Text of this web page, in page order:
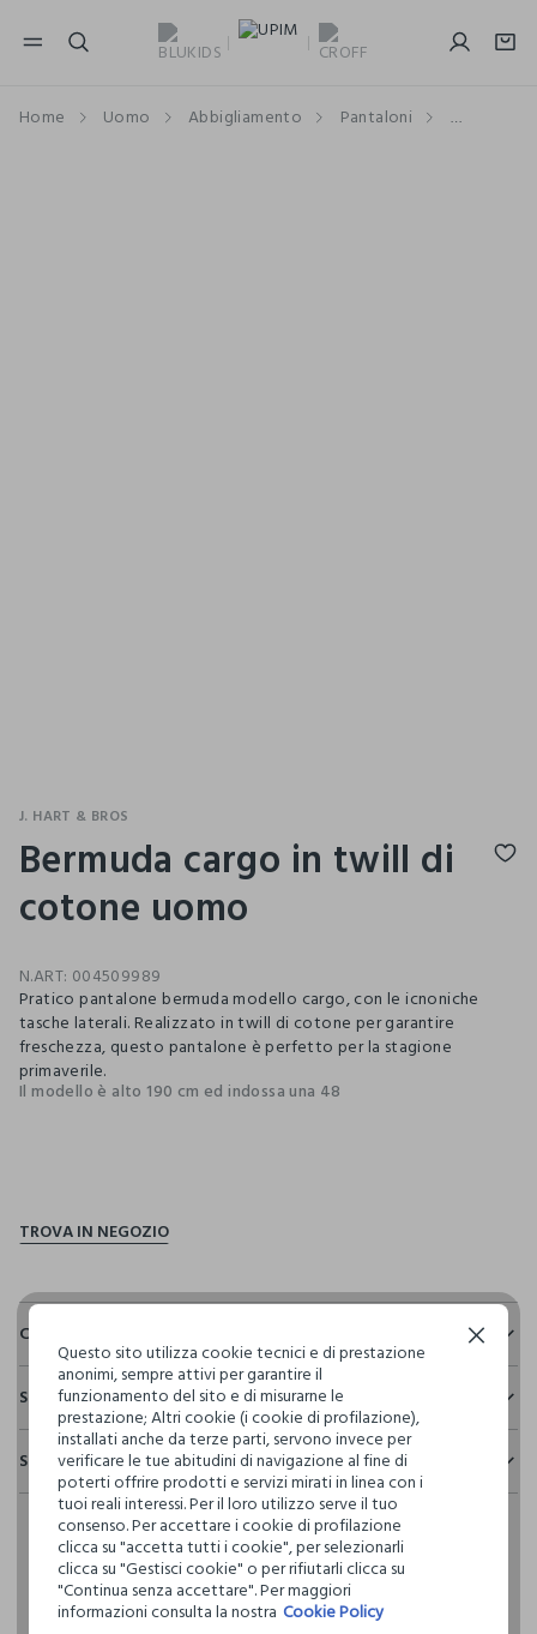
NAVIGATION.ARIA.GOTOMAINCONTENT
Home Uomo Abbigliamento Pantaloni Bermuda
J. HART & BROS
Bermuda cargo in twill di
cotone uomo
N.ART: 004509989
Pratico pantalone bermuda modello cargo, con le icnoniche
tasche laterali. Realizzato in twill di cotone per garantire
freschezza, questo pantalone è perfetto per la stagione
primaverile.
Il modello è alto 190 cm ed indossa una 48
Composizione e cura
Composizione:
100% COTONE
NON CANDEGGIARE
TEMPERATURA MASSIMA 30°C - PROCEDURA NORMALE
NON LAVARE A SECCO
Sostenibilità e trasparenza
Sicurezza
Il 100% dei nostri articoli viene sottoposto a test chimico-
fisici, per verificarne il rispetto dei limiti che abbiamo
definito per l’uso di sostanze chimiche, talvolta anche più
restrittivi rispetto a quelli previsti dalla normativa
internazionale.
Clicca qui per vedere i dettagli
Spedizione e resi
Hai fino a 30 giorni dalla consegna del tuo ordine online per
cambiare idea e restituire i prodotti che hai acquistato.
Questo sito utilizza cookie tecnici e di prestazione
anonimi, sempre attivi per garantire il
funzionamento del sito e di misurarne le
prestazione; Altri cookie (i cookie di profilazione),
installati anche da terze parti, servono invece per
verificare le tue abitudini di navigazione al fine di
poterti offrire prodotti e servizi mirati in linea con i
tuoi reali interessi. Per il loro utilizzo serve il tuo
consenso. Per accettare i cookie di profilazione
clicca su "accetta tutti i cookie", per selezionarli
clicca su "Gestisci cookie" o per rifiutarli clicca su
"Continua senza accettare". Per maggiori
informazioni consulta la nostra Cookie Policy
Continua senza accettare